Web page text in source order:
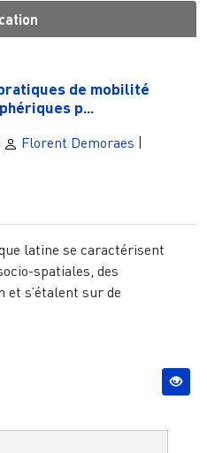
de mobilité
p...
Florent Demoraes |
latine se caractérisent
spatiales, des
et s’étalent sur de